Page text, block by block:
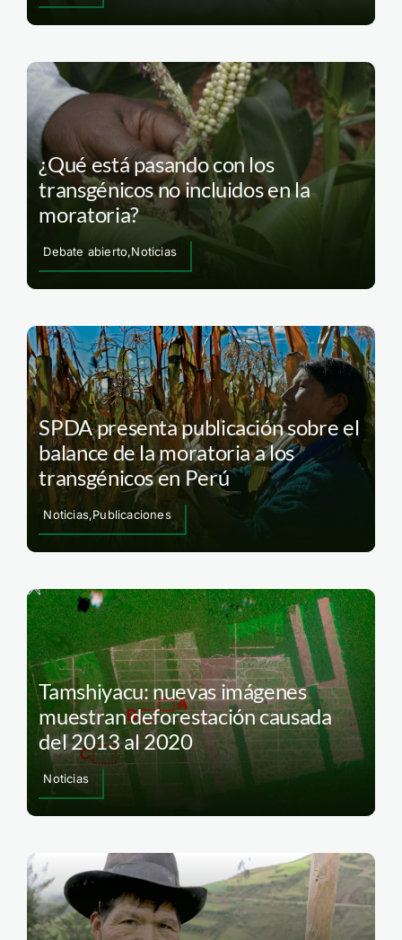
¿Qué está pasando con los
transgénicos no incluidos en la
moratoria?
Debate abierto,Noticias
SPDA presenta publicación sobre el
balance de la moratoria a los
transgénicos en Perú
Noticias,Publicaciones
Tamshiyacu: nuevas imágenes
muestran deforestación causada
del 2013 al 2020
Noticias